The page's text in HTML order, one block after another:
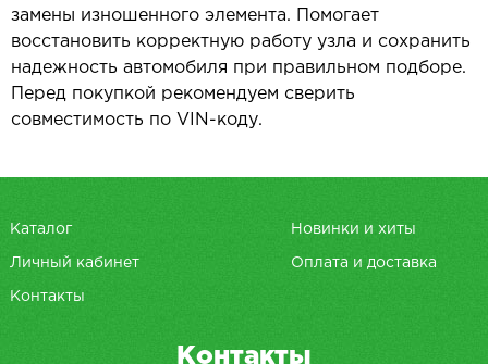
замены изношенного элемента. Помогает
восстановить корректную работу узла и сохранить
надежность автомобиля при правильном подборе.
Перед покупкой рекомендуем сверить
совместимость по VIN-коду.
Каталог Новинки и хиты
Личный кабинет Оплата и доставка
Контакты
Контакты